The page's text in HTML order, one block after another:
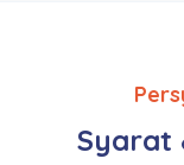
Syarat